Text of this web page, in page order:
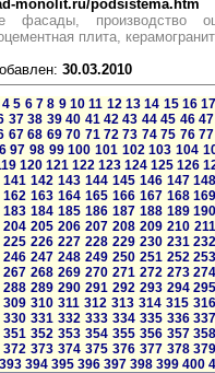
monolit.ru/podsistema.htm
фасады, производство
плита,
30.03.2010
4 5 6 7 8 9 10 11 12 13 14 15 16
37 38 39 40 41 42 43 44 45 46 47
67 68 69 70 71 72 73 74 75 76 77
97 98 99 100 101 102 103 104
120 121 122 123 124 125 126
141 142 143 144 145 146 147
162 163 164 165 166 167 168
183 184 185 186 187 188 189
204 205 206 207 208 209 210 211
225 226 227 228 229 230 231
246 247 248 249 250 251 252
267 268 269 270 271 272 273
288 289 290 291 292 293 294
309 310 311 312 313 314 315 316
330 331 332 333 334 335 336
351 352 353 354 355 356 357
372 373 374 375 376 377 378
393 394 395 396 397 398 399 400